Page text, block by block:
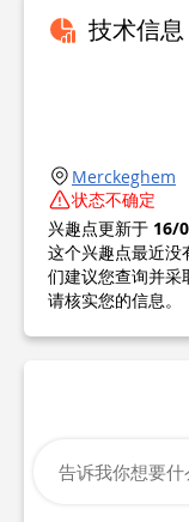
技术信息
Merckeghem
状态不确定
兴趣点更新于 16/
这个兴趣点最近没
们建议您查询并采
请核实您的信息。
告诉我你想要